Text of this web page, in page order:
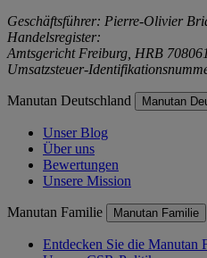
Geschäftsführer: Pierre-Olivier
Handelsregister:
Amtsgericht Freiburg, HRB 708061
Umsatzsteuer-
Manutan Deutschland Manutan
Unser Blog
Über uns
Bewertungen
Unsere Mission
Manutan Familie Manutan Familie
Entdecken Sie die Manutan